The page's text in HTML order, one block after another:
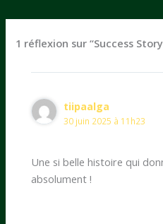
1 réflexion sur “Success Story
tiipaalga
30 juin 2025 à 11h23
Une si belle histoire qui
absolument !